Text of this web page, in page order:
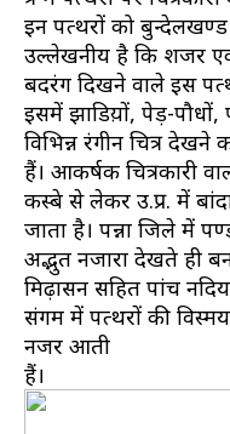
इन पत्थरों को बुन्देलखण्ड
उल्लेखनीय है कि शजर
बदरंग दिखने वाले इस
इसमें झाडिय़ों, पेड़-पौधों,
विभिन्न रंगीन चित्र देखने
हैं। आकर्षक चित्रकारी
कस्बे से लेकर उ.प्र. में
जाता है। पन्ना जिले में
अद्भुत नजारा देखते ही
मिढ़ासन सहित पांच
संगम में पत्थरों की
नजर आती
हैं।